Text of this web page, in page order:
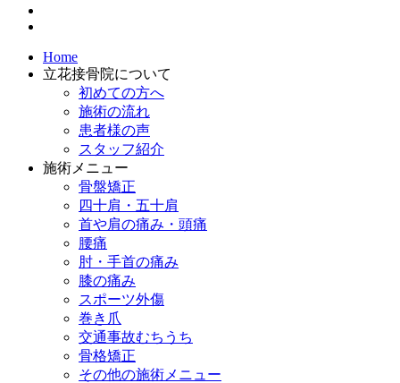
Home
立花接骨院について
初めての方へ
施術の流れ
患者様の声
スタッフ紹介
施術メニュー
骨盤矯正
四十肩・五十肩
首や肩の痛み・頭痛
腰痛
肘・手首の痛み
膝の痛み
スポーツ外傷
巻き爪
交通事故むちうち
骨格矯正
その他の施術メニュー